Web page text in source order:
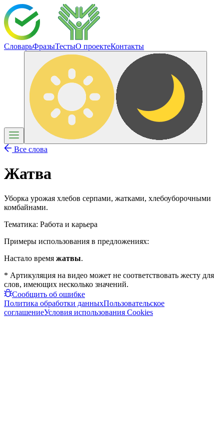
СловарьФразыТестыО проектеКонтакты
Все слова
Жатва
Уборка урожая хлебов серпами, жатками, хлебоуборочными
комбайнами.
Тематика: Работа и карьера
Примеры использования в предложениях:
Настало время жатвы.
* Артикуляция на видео может не соответствовать жесту для
слов, имеющих несколько значений.
Сообщить об ошибке
Политика обработки данныхПользовательское
соглашениеУсловия использования Cookies